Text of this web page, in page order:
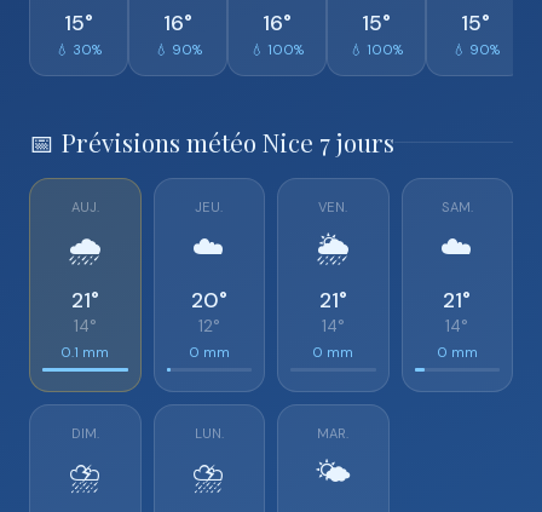
15°
💧 30%
16°
💧 90%
16°
💧 100%
15°
💧 100%
15°
💧 90%
📅 Prévisions météo Nice 7 jours
AUJ.
🌧️
21°
14°
0.1 mm
JEU.
☁️
20°
12°
0 mm
VEN.
🌦️
21°
14°
0 mm
SAM.
☁️
21°
14°
0 mm
DIM.
⛈️
LUN.
⛈️
MAR.
🌤️